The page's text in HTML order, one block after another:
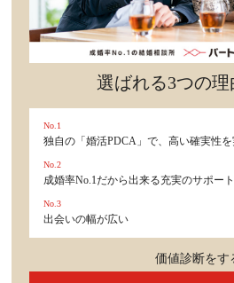
驚き
選ばれる3つの理
No.1
独自の「婚活PDCA」で、高い確実性
No.2
成婚率No.1だから出来る充実のサポート
No.3
出会いの幅が広い
価値診断をす